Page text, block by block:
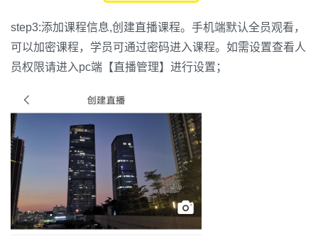
step3:添加课程信息,创建直播课程。手机端默认全员观看，
可以加密课程，学员可通过密码进入课程。如需设置查看人
员权限请进入pc端【直播管理】进行设置；